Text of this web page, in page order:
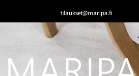
tilaukset@maripa.fi